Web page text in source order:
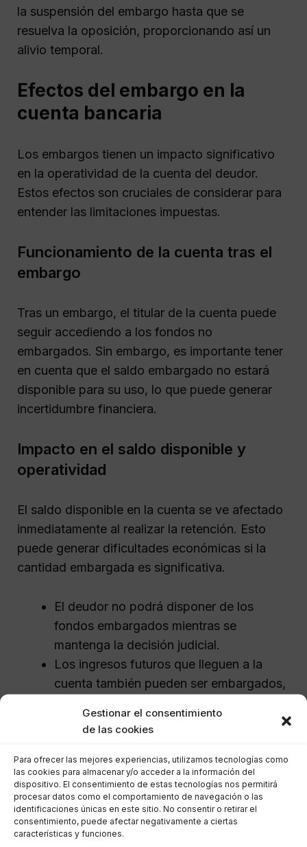
Gestionar el consentimiento
de las cookies
Para ofrecer las mejores experiencias, utilizamos tecnologías como
las cookies para almacenar y/o acceder a la información del
dispositivo. El consentimiento de estas tecnologías nos permitirá
procesar datos como el comportamiento de navegación o las
identificaciones únicas en este sitio. No consentir o retirar el
consentimiento, puede afectar negativamente a ciertas
características y funciones.
la suspensión del embargo hasta que se
resuelva la oposición, proporcionando así un
alivio temporal.
Efectos del embargo en la
cuenta bancaria
Los embargos tienen un impacto significativo
en la operatividad de la cuenta del deudor.
Estos efectos son cruciales de considerar para
entender las limitaciones impuestas.
Funcionamiento de la cuenta tras el
embargo
Tras un embargo, el titular de la cuenta puede
seguir accediendo a los fondos no
embargados. Sin embargo, es importante tener
en cuenta que el saldo embargado no estará
disponible para su uso, lo que puede generar
incertidumbre financiera.
Impacto en el saldo disponible y
operatividad
El saldo disponible en la cuenta se ve afectado
inmediatamente al realizar la retención. Esto
puede generar dificultades económicas si la
cantidad embargada es significativa.
El deudor no podrá disponer de los
fondos embargados mientras se
mantenga la decisión judicial.
Los ingresos futuros que lleguen a la
cuenta también pueden ser embargados,
ingresos
El embargo no solo afecta a las cuentas
bancarias, sino también a los salarios y otros
ingresos. LaLey de Enjuiciamiento Civil